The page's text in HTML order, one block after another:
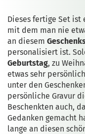
Dieses fertige Set ist
mit dem man nie
an diesem
personalisiert ist.
Geburtstag, zu
etwas sehr
unter den
persönliche Gravur
Beschenkten auch,
Gedanken gemacht
lange an diesen